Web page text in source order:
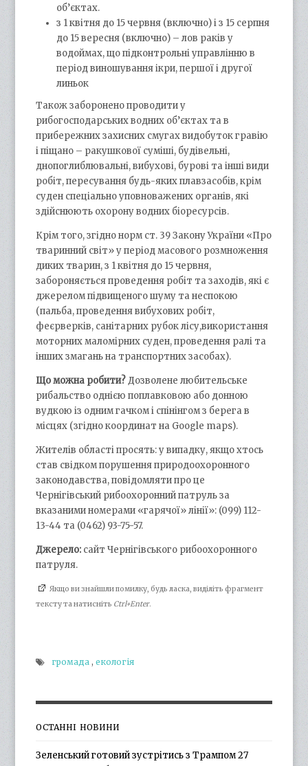
об’єктах.
з 1 квітня до 15 червня (включно) і з 15 серпня
до 15 вересня (включно) – лов раків у
водоймах, що підконтрольні управлінню в
період виношування ікри, першої і другої
линьок
Також заборонено проводити у
рибогосподарських водних об’єктах та в
прибережних захисних смугах видобуток гравію
і піщано – ракушкової суміші, будівельні,
днопоглиблювальні, вибухові, бурові та інші види
робіт, пересування будь-яких плавзасобів, крім
суден спеціально уповноважених органів, які
здійснюють охорону водних біоресурсів.
Крім того, згідно норм ст. 39 Закону України «Про
тваринний світ» у період масового розмноження
диких тварин, з 1 квітня до 15 червня,
забороняється проведення робіт та заходів, які є
джерелом підвищеного шуму та неспокою
(пальба, проведення вибухових робіт,
феєрверків, санітарних рубок лісу,використання
моторних маломірних суден, проведення ралі та
інших змагань на транспортних засобах).
Що можна робити?Дозволене любительське
рибальство однією поплавковою або донною
вудкою із одним гачком і спінінгом з берега в
місцях (згідно координат на Google maps).
Жителів області просять: у випадку, якщо хтось
став свідком порушення природоохоронного
законодавства, повідомляти про це
Чернігівський рибоохоронний патруль за
вказаними номерами «гарячої» лінії»: (099) 112-
13-44 та (0462) 93-75-57.
Джерело: сайт Чернігівського рибоохоронного
патруля.
Якщо ви знайшли помилку, будь ласка, виділіть фрагмент
тексту та натисніть Ctrl+Enter.
громада ,екологія
ОСТАННІ НОВИНИ
Зеленський готовий зустрітись з Трампом 27